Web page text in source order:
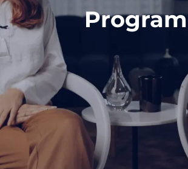
Program